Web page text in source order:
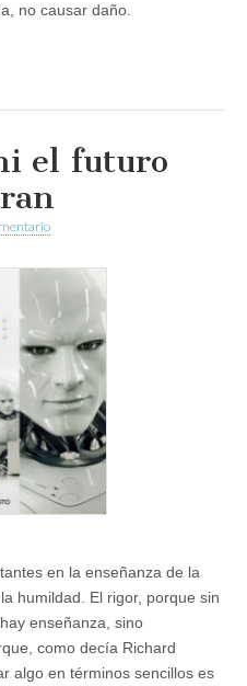
no causar daño.
el futuro
en la enseñanza de la
humildad. El rigor, porque sin
enseñanza, sino
como decía Richard
algo en términos sencillos es